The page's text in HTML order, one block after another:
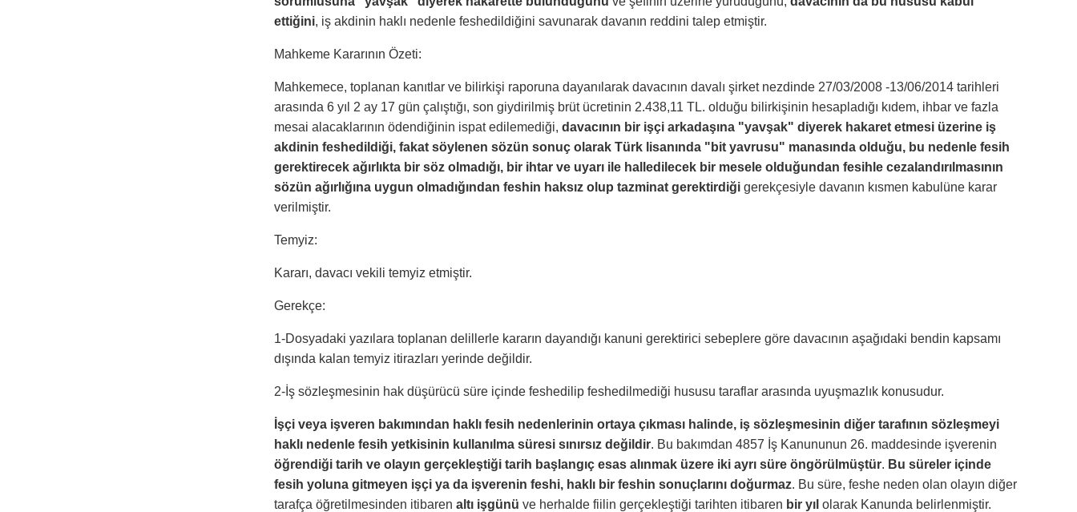
ettiğini, iş akdinin haklı nedenle feshedildiğini savunarak davanın reddini talep etmiştir.
Mahkeme Kararının Özeti:
Mahkemece, toplanan kanıtlar ve bilirkişi raporuna dayanılarak davacının davalı şirket nezdinde 27/03/2008 -13/06/2014 tarihleri
arasında 6 yıl 2 ay 17 gün çalıştığı, son giydirilmiş brüt ücretinin 2.438,11 TL. olduğu bilirkişinin hesapladığı kıdem, ihbar ve fazla
mesai alacaklarının ödendiğinin ispat edilemediği, davacının bir işçi arkadaşına "yavşak" diyerek hakaret etmesi üzerine iş
akdinin feshedildiği, fakat söylenen sözün sonuç olarak Türk lisanında "bit yavrusu" manasında olduğu, bu nedenle fesih
gerektirecek ağırlıkta bir söz olmadığı, bir ihtar ve uyarı ile halledilecek bir mesele olduğundan fesihle cezalandırılmasının
sözün ağırlığına uygun olmadığından feshin haksız olup tazminat gerektirdiği gerekçesiyle davanın kısmen kabulüne karar
verilmiştir.
Temyiz:
Kararı, davacı vekili temyiz etmiştir.
Gerekçe:
1-Dosyadaki yazılara toplanan delillerle kararın dayandığı kanuni gerektirici sebeplere göre davacının aşağıdaki bendin kapsamı
dışında kalan temyiz itirazları yerinde değildir.
2-İş sözleşmesinin hak düşürücü süre içinde feshedilip feshedilmediği hususu taraflar arasında uyuşmazlık konusudur.
İşçi veya işveren bakımından haklı fesih nedenlerinin ortaya çıkması halinde, iş sözleşmesinin diğer tarafının sözleşmeyi
haklı nedenle fesih yetkisinin kullanılma süresi sınırsız değildir. Bu bakımdan 4857 İş Kanununun 26. maddesinde işverenin
öğrendiği tarih ve olayın gerçekleştiği tarih başlangıç esas alınmak üzere iki ayrı süre öngörülmüştür. Bu süreler içinde
fesih yoluna gitmeyen işçi ya da işverenin feshi, haklı bir feshin sonuçlarını doğurmaz. Bu süre, feshe neden olan olayın diğer
tarafça öğretilmesinden itibaren altı işgünü ve herhalde fiilin gerçekleştiği tarihten itibaren bir yıl olarak Kanunda belirlenmiştir.